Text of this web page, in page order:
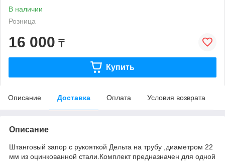
В наличии
Розница
16 000 ₸
Купить
Описание Доставка Оплата Условия возврата
Описание
Штанговый запор с рукояткой Дельта на трубу ,диаметром 22
мм из оцинкованной стали.Комплект предназначен для одной